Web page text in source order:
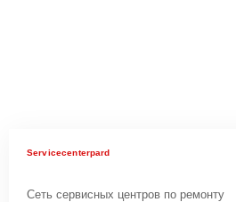
Servicecenterpard
Сеть сервисных центров по ремонту